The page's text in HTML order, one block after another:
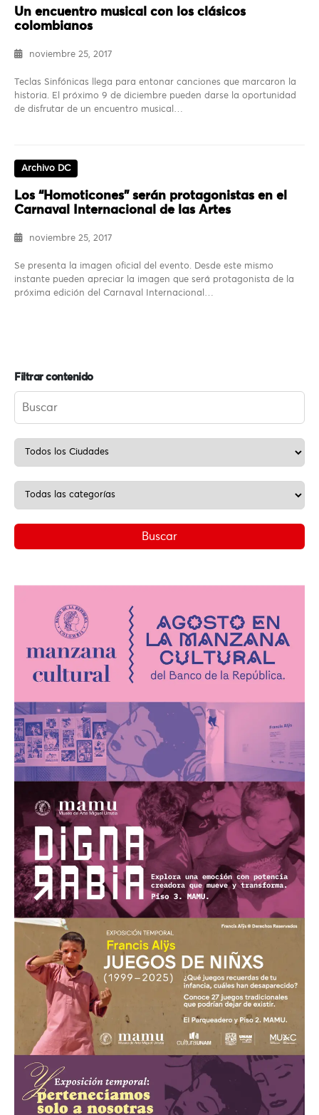
Un encuentro musical con los clásicos
colombianos
noviembre 25, 2017
Teclas Sinfónicas llega para entonar canciones que marcaron la
historia. El próximo 9 de diciembre pueden darse la oportunidad
de disfrutar de un encuentro musical…
Archivo DC
Los “Homoticones” serán protagonistas en el
Carnaval Internacional de las Artes
noviembre 25, 2017
Se presenta la imagen oficial del evento. Desde este mismo
instante pueden apreciar la imagen que será protagonista de la
próxima edición del Carnaval Internacional…
Filtrar contenido